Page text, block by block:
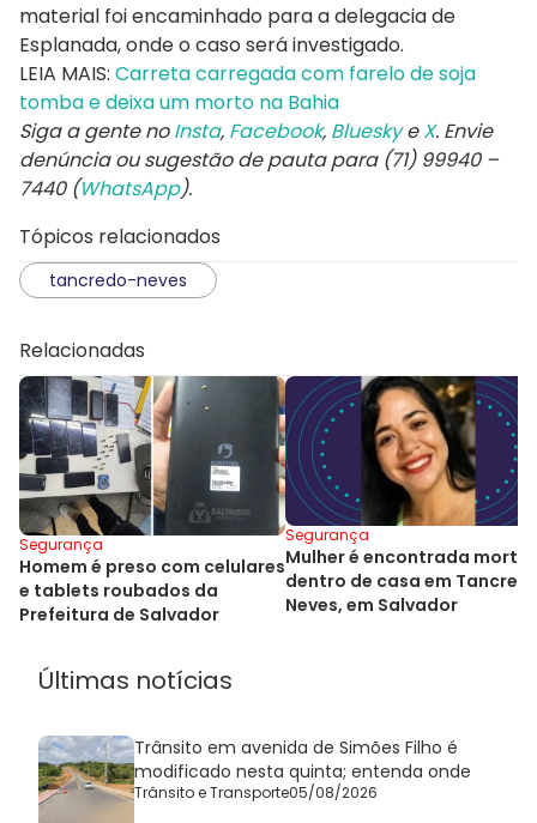
material foi encaminhado para a delegacia de
Esplanada, onde o caso será investigado.
LEIA MAIS: Carreta carregada com farelo de soja
tomba e deixa um morto na Bahia
Siga a gente noInsta, Facebook, BlueskyeX. Envie
denúncia ou sugestão de pauta para (71) 99940 –
7440 (WhatsApp).
Tópicos relacionados
tancredo-neves
Relacionadas
Segurança
Homem é preso com celulares
e tablets roubados da
Prefeitura de Salvador
Segurança
Mulher é encontrada morta
dentro de casa em
Neves, em Salvador
Últimas notícias
Trânsito em avenida de Simões Filho é
modificado nesta quinta; entenda onde
Trânsito e Transporte05/08/2026